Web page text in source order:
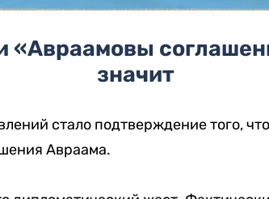
«Авраамовы
значит
стало подтверждение того,
Авраама.